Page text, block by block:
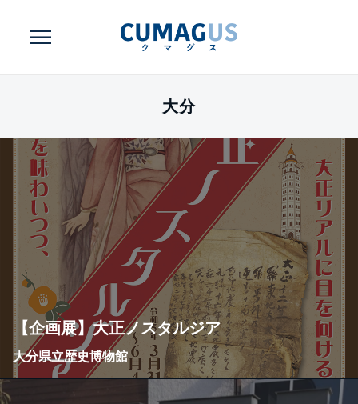
大分
【企画展】大正ノスタルジア
大分県立歴史博物館